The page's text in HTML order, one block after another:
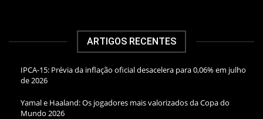
ARTIGOS RECENTES
IPCA-15: Prévia da inflação oficial desacelera para 0,06% em julho
de 2026
Yamal e Haaland: Os jogadores mais valorizados da Copa do
Mundo 2026